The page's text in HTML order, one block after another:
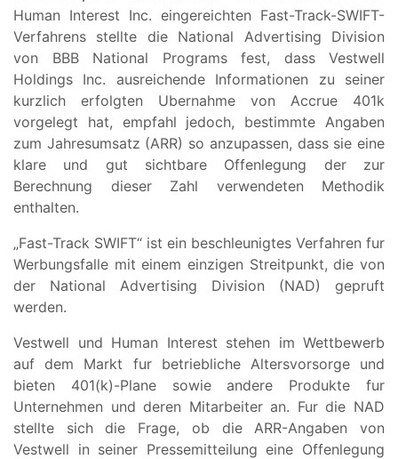
Human Interest Inc. eingereichten Fast-Track-SWIFT-
Verfahrens stellte die National Advertising Division
von BBB National Programs fest, dass Vestwell
Holdings Inc. ausreichende Informationen zu seiner
kurzlich erfolgten Ubernahme von Accrue 401k
vorgelegt hat, empfahl jedoch, bestimmte Angaben
zum Jahresumsatz (ARR) so anzupassen, dass sie eine
klare und gut sichtbare Offenlegung der zur
Berechnung dieser Zahl verwendeten Methodik
enthalten.
„Fast-Track SWIFT“ ist ein beschleunigtes Verfahren fur
Werbungsfalle mit einem einzigen Streitpunkt, die von
der National Advertising Division (NAD) gepruft
werden.
Vestwell und Human Interest stehen im Wettbewerb
auf dem Markt fur betriebliche Altersvorsorge und
bieten 401(k)-Plane sowie andere Produkte fur
Unternehmen und deren Mitarbeiter an. Fur die NAD
stellte sich die Frage, ob die ARR-Angaben von
Vestwell in seiner Pressemitteilung eine Offenlegung